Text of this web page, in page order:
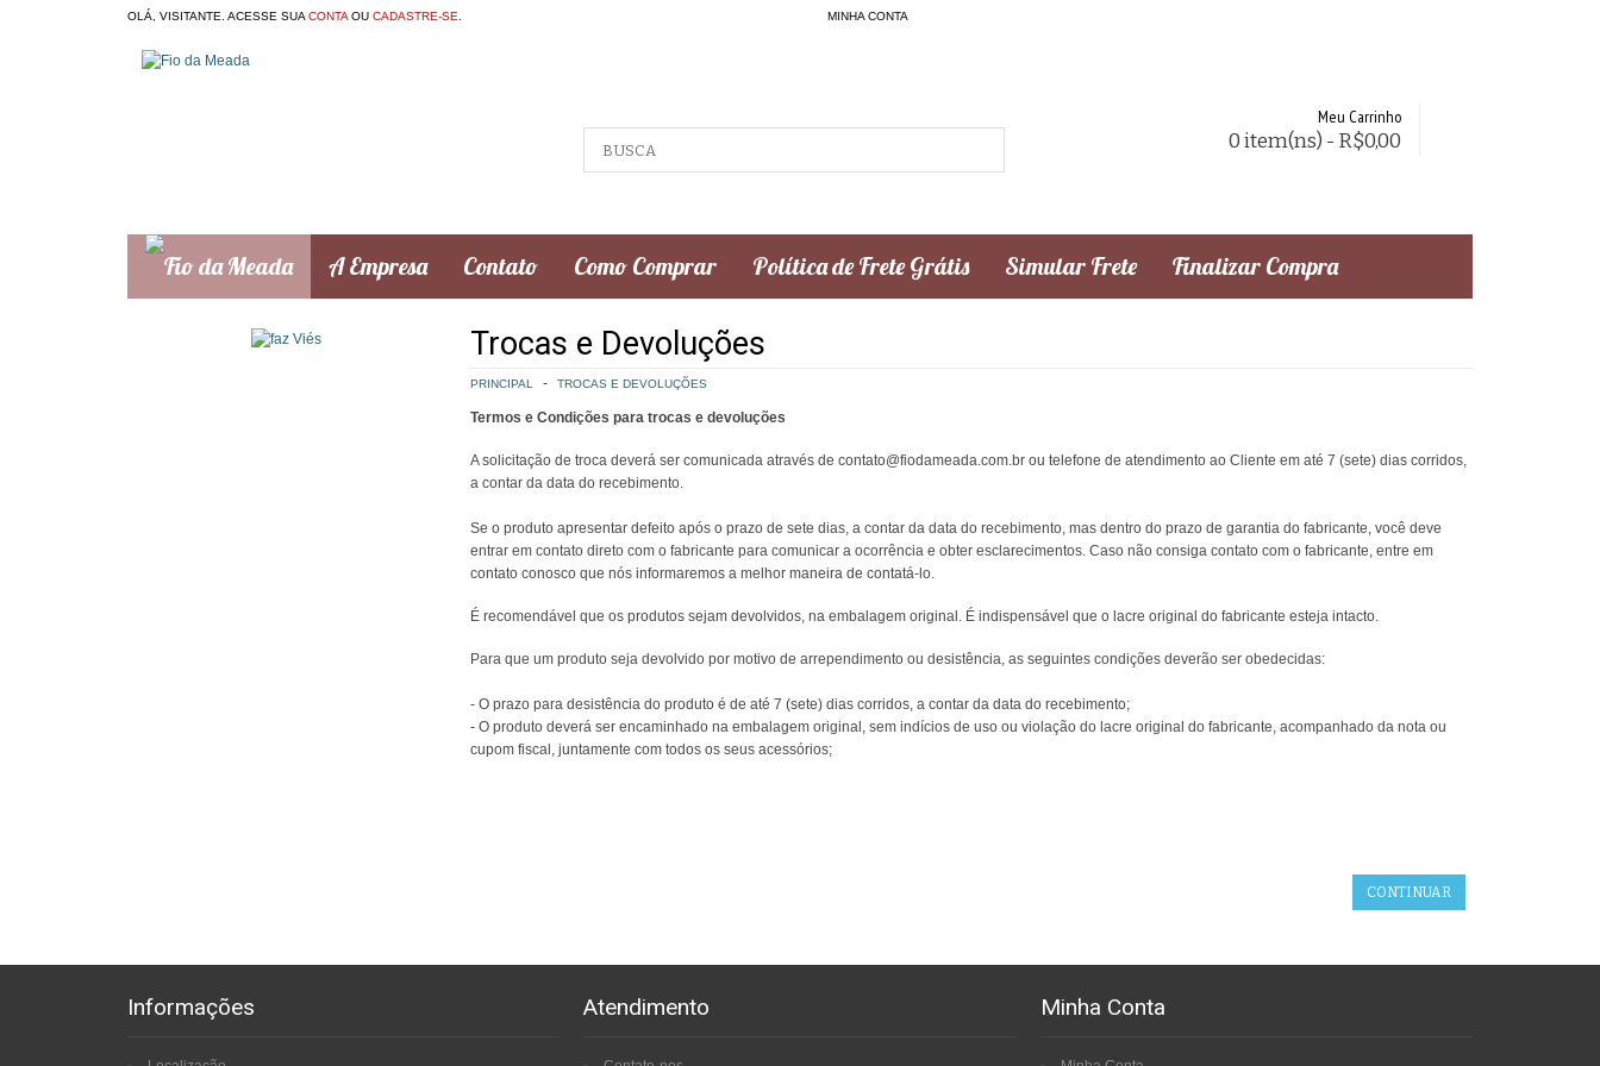
OLÁ, VISITANTE. ACESSE SUA CONTA OU CADASTRE-SE MINHA CONTA
Meu Carrinho
0 item(ns) - R$0,00
A Empresa Contato Como Comprar Política de Frete Grátis Simular Frete Finalizar Compra
Trocas e Devoluções
PRINCIPAL TROCAS E DEVOLUÇÕES
Termos e Condições para trocas e devoluções
A solicitação de troca deverá ser comunicada através de contato@fiodameada.com.br ou telefone de atendimento ao Cliente em até 7 (sete) dias corridos,
a contar da data do recebimento.
Se o produto apresentar defeito após o prazo de sete dias, a contar da data do recebimento, mas dentro do prazo de garantia do fabricante, você deve
entrar em contato direto com o fabricante para comunicar a ocorrência e obter esclarecimentos. Caso não consiga contato com o fabricante, entre em
contato conosco que nós informaremos a melhor maneira de contatá-lo.
É recomendável que os produtos sejam devolvidos, na embalagem original. É indispensável que o lacre original do fabricante esteja intacto.
Para que um produto seja devolvido por motivo de arrependimento ou desistência, as seguintes condições deverão ser obedecidas:
- O prazo para desistência do produto é de até 7 (sete) dias corridos, a contar da data do recebimento;
- O produto deverá ser encaminhado na embalagem original, sem indícios de uso ou violação do lacre original do fabricante, acompanhado da nota ou
cupom fiscal, juntamente com todos os seus acessórios;
CONTINUAR
Informações Atendimento Minha Conta